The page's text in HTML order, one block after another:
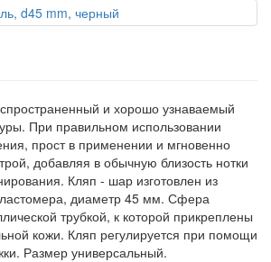
и хорошо узнаваемый
При правильном использовании
прост в применении и мгновенно
добавляя в обычную близость нотки
Кляп - шар изготовлен из
диаметр 45 мм. Сфера
трубкой, к которой прикреплены
кожи. Кляп регулируется при помощи
Размер универсальный.